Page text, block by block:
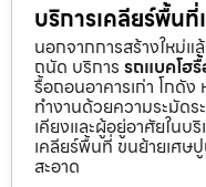
บริการเคลียร์พื้น
นอกจากการสร้างใหม่แ
ถนัด บริการ รถแบคโฮ
รื้อถอนอาคารเก่า โกดัง
ทำงานด้วยความระมัดร
เคียงและผู้อยู่อาศัยในบ
เคลียร์พื้นที่ ขนย้ายเศษ
สะอาด